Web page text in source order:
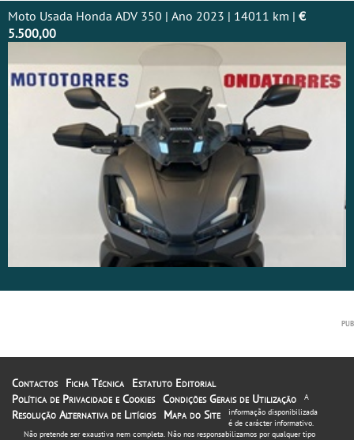
Moto Usada Honda ADV 350 | Ano 2023 | 14011 km | €
5.500,00
Contactos Ficha Técnica
Estatuto Editorial
Política de Privacidade e Cookies Condições Gerais de Utilização
Resolução Alternativa de Litígios
Mapa do Site
A
informação disponibilizada
é de carácter informativo.
Não pretende ser exaustiva nem completa. Não nos responsabilizamos por qualquer tipo